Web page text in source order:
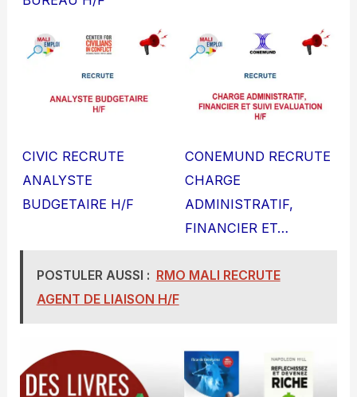
CIVIC RECRUTE
ANALYSTE
BUDGETAIRE H/F
CONEMUND RECRUTE
CHARGE
ADMINISTRATIF,
FINANCIER ET…
POSTULER AUSSI : RMO MALI RECRUTE
AGENT DE LIAISON H/F